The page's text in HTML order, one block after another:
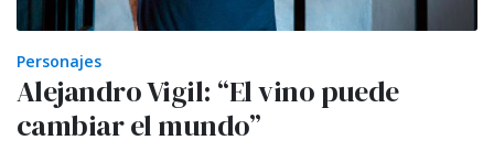
Personajes
Alejandro Vigil: “El vino puede
cambiar el mundo”